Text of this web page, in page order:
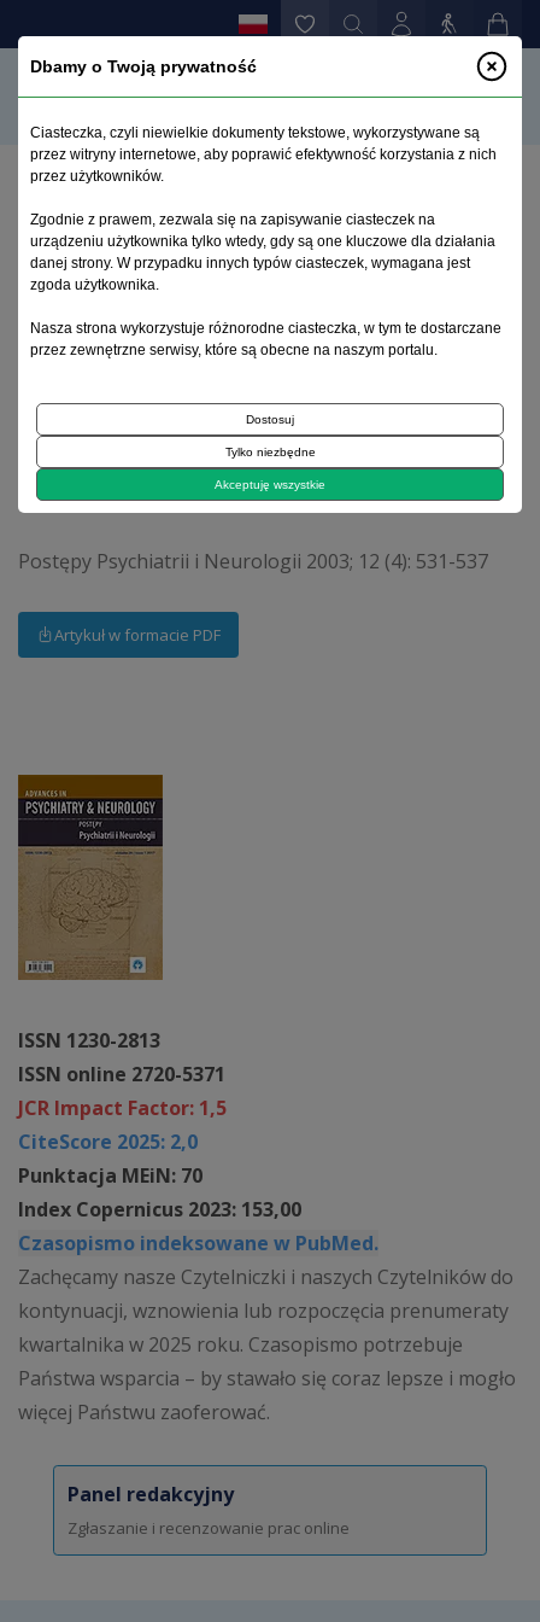
ISSN 1230-2813
ISSN online 2720-5371
JCR Impact Factor: 1,5
CiteScore 2025: 2,0
Punktacja MEiN: 70
Index Copernicus 2023: 153,00
Czasopismo indeksowane w PubMed.
Zachęcamy nasze Czytelniczki i naszych Czytelników do
kontynuacji, wznowienia lub rozpoczęcia prenumeraty
kwartalnika w 2025 roku. Czasopismo potrzebuje
Państwa wsparcia – by stawało się coraz lepsze i mogło
więcej Państwu zaoferować.
Panel redakcyjny
Zgłaszanie i recenzowanie prac online
Spis treści tomu 12
Archiwum 1992–2014
Spis treści tomu 12
Postępy Psychiatrii i Neurologii 2003; 12 (4): 531-537
Artykuł w formacie PDF
Dbamy o Twoją prywatność
Ciasteczka, czyli niewielkie dokumenty tekstowe, wykorzystywane są
przez witryny internetowe, aby poprawić efektywność korzystania z nich
przez użytkowników.
Zgodnie z prawem, zezwala się na zapisywanie ciasteczek na
urządzeniu użytkownika tylko wtedy, gdy są one kluczowe dla działania
danej strony. W przypadku innych typów ciasteczek, wymagana jest
zgoda użytkownika.
Nasza strona wykorzystuje różnorodne ciasteczka, w tym te dostarczane
przez zewnętrzne serwisy, które są obecne na naszym portalu.
Dostosuj
Tylko niezbędne
Akceptuję wszystkie